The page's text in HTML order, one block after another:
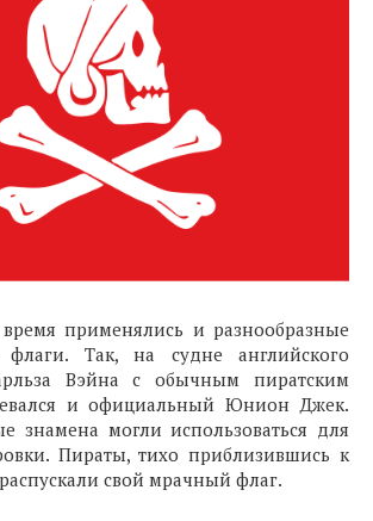
применялись и разнообразные
флаги. Так, на судне английского
Вэйна с обычным пиратским
и официальный Юнион Джек.
знамена могли использоваться для
Пираты, тихо приблизившись к
свой мрачный флаг.